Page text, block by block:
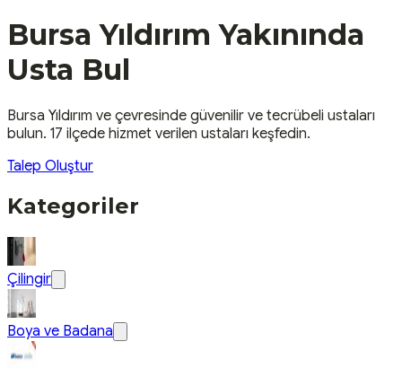
Bursa Yıldırım Yakınında
Usta Bul
Bursa Yıldırım ve çevresinde güvenilir ve tecrübeli ustaları
bulun. 17 ilçede hizmet verilen ustaları keşfedin.
Talep Oluştur
Kategoriler
Çilingir
Boya ve Badana